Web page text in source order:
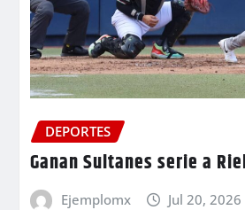
DEPORTES
Ganan Sultanes serie a
Ejemplomx Jul 20, 2026